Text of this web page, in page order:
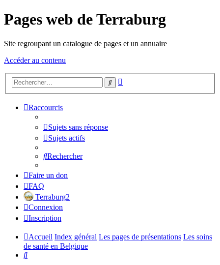
Pages web de Terraburg
Site regroupant un catalogue de pages et un annuaire
Accéder au contenu
Rechercher
Raccourcis
Sujets sans réponse
Sujets actifs
Rechercher
Faire un don
FAQ
Terraburg2
Connexion
Inscription
Accueil Index général Les pages de présentations Les soins
de santé en Belgique
Rechercher